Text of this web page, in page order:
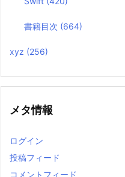
書籍目次 (664)
xyz (256)
メタ情報
ログイン
投稿フィード
コメントフィード